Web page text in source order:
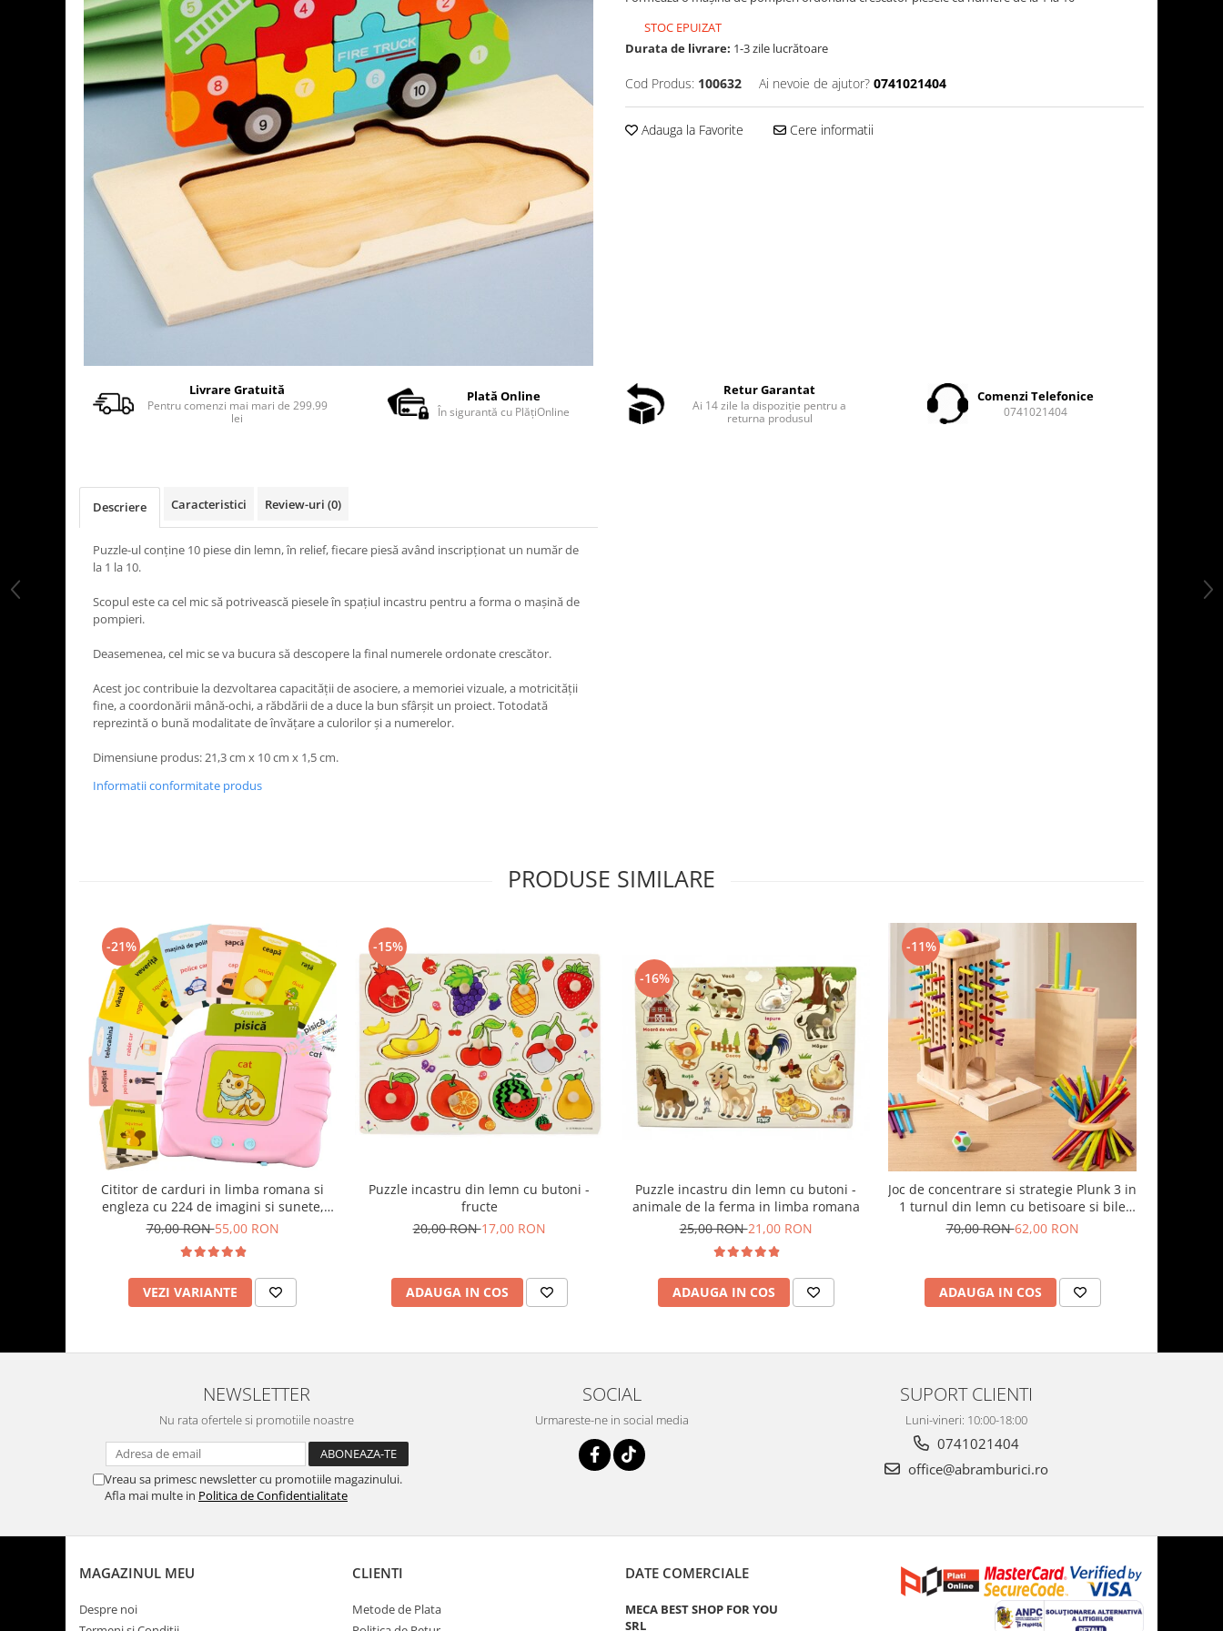
STOC EPUIZAT
Durata de livrare: 1-3 zile lucrătoare
Cod Produs: 100632 Ai nevoie de ajutor? 0741021404
Adauga la Favorite Cere informatii
Livrare Gratuită
Pentru comenzi mai mari de 299.99
lei
Plată Online
În sigurantă cu PlățiOnline
Retur Garantat
Ai 14 zile la dispoziție pentru a
returna produsul
Comenzi Telefonice
0741021404
Descriere Caracteristici Review-uri (0)
Puzzle-ul conţine 10 piese din lemn, în relief, fiecare piesă având inscripţionat un număr de
la 1 la 10.
Scopul este ca cel mic să potrivească piesele în spaţiul incastru pentru a forma o maşină de
pompieri.
Deasemenea, cel mic se va bucura să descopere la final numerele ordonate crescător.
Acest joc contribuie la dezvoltarea capacităţii de asociere, a memoriei vizuale, a motricităţii
fine, a coordonării mână-ochi, a răbdării de a duce la bun sfârşit un proiect. Totodată
reprezintă o bună modalitate de învăţare a culorilor şi a numerelor.
Dimensiune produs: 21,3 cm x 10 cm x 1,5 cm.
Informatii conformitate produs
PRODUSE SIMILARE
-21%
Cititor de carduri in limba romana si
engleza cu 224 de imagini si sunete,
incarcare USB
70,00 RON55,00 RON
VEZI VARIANTE
-15%
Puzzle incastru din lemn cu butoni -
fructe
20,00 RON17,00 RON
ADAUGA IN COS
-16%
Puzzle incastru din lemn cu butoni -
animale de la ferma in limba romana
25,00 RON21,00 RON
ADAUGA IN COS
-11%
Joc de concentrare si strategie Plunk 3 in
1 turnul din lemn cu betisoare si bile
colorate
70,00 RON62,00 RON
ADAUGA IN COS
NEWSLETTER
Nu rata ofertele si promotiile noastre
Vreau sa primesc newsletter cu promotiile magazinului.
Afla mai multe in Politica de Confidentialitate
SOCIAL
Urmareste-ne in social media
SUPORT CLIENTI
Luni-vineri: 10:00-18:00
0741021404
office@abramburici.ro
MAGAZINUL MEU
Despre noi
CLIENTI
Metode de Plata
DATE COMERCIALE
MECA BEST SHOP FOR YOU
SRL